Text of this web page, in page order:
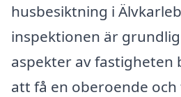
husbesiktning i
inspektionen är
aspekter av fastigheten
att få en oberoende